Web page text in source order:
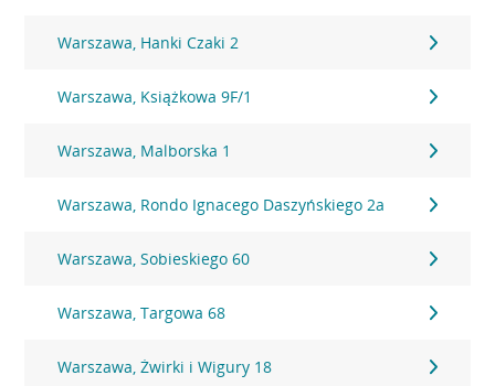
Warszawa, Hanki Czaki 2
Warszawa, Książkowa 9F/1
Warszawa, Malborska 1
Warszawa, Rondo Ignacego Daszyńskiego 2a
Warszawa, Sobieskiego 60
Warszawa, Targowa 68
Warszawa, Żwirki i Wigury 18